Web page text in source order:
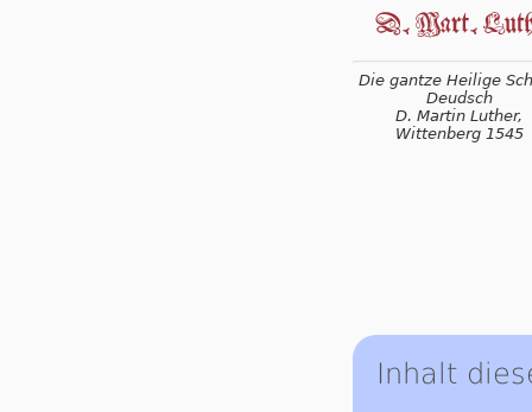
Die gantze Heilige
Deudsch
D. Martin Luther,
Wittenberg 1545
Inhalt